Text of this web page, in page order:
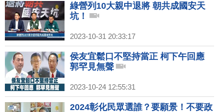
綠營列10大親中退將 朝共成國安天
坑！
2023-10-31 20:33:17
侯友宜鬆口不堅持當正 柯下午回應
郭罕見無聲
2023-10-24 12:55:31
2024彰化民眾選誰？要願景！不要政